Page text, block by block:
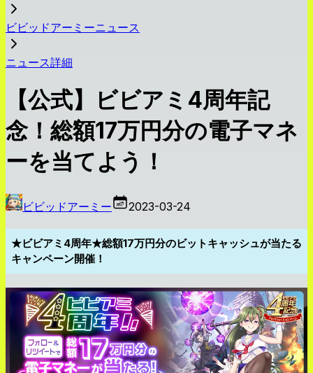
ビビッドアーミーニュース
ニュース詳細
【公式】ビビアミ4周年記
念！総額17万円分の電子マネ
ーを当てよう！
ビビッドアーミー 2023-03-24
★ビビアミ4周年★総額17万円分のビットキャッシュが当たる
キャンペーン開催！